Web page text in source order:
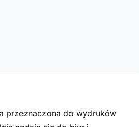
przeznaczona do wydruków